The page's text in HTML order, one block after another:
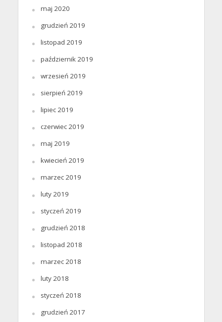
maj 2020
grudzień 2019
listopad 2019
październik 2019
wrzesień 2019
sierpień 2019
lipiec 2019
czerwiec 2019
maj 2019
kwiecień 2019
marzec 2019
luty 2019
styczeń 2019
grudzień 2018
listopad 2018
marzec 2018
luty 2018
styczeń 2018
grudzień 2017